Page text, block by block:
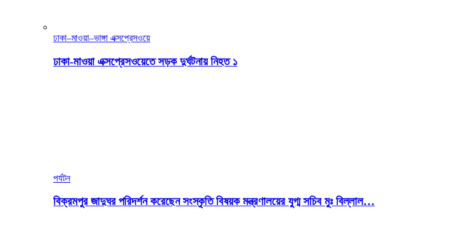
ঢাকা–মাওয়া–ভাঙ্গা এক্সপ্রেসওয়ে
ঢাকা-মাওয়া এক্সপ্রেসওয়েতে সড়ক দুর্ঘটনায় নিহত ১
পর্যটন
বিক্রমপুর জাদুঘর পরিদর্শন করেছেন সংস্কৃতি বিষয়ক মন্ত্রণালয়ের যুগ্ম সচিব মুঃ বিল্লাল…